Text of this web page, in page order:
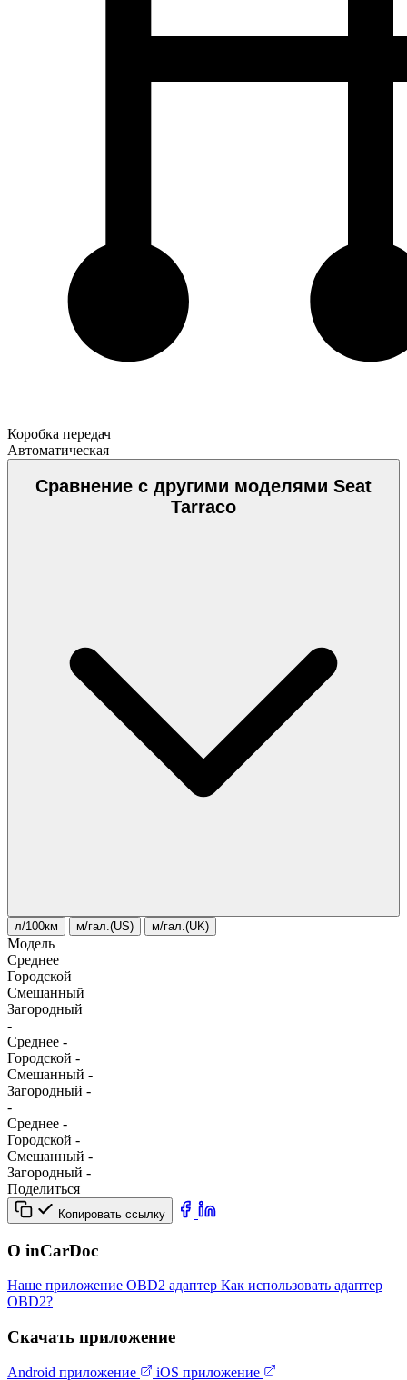
Коробка передач
Автоматическая
Сравнение с другими моделями Seat
Tarraco
л/100км м/гал.(US) м/гал.(UK)
Модель
Среднее
Городской
Смешанный
Загородный
-
Среднее -
Городской -
Смешанный -
Загородный -
-
Среднее -
Городской -
Смешанный -
Загородный -
Поделиться
Копировать ссылку
О inCarDoc
Наше приложение OBD2 адаптер Как использовать адаптер
OBD2?
Скачать приложение
Android приложение iOS приложение